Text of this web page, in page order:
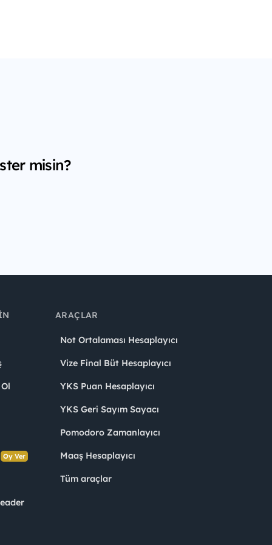
misin?
Oy Ver
ARAÇLAR
Not Ortalaması Hesaplayıcı
Vize Final Büt Hesaplayıcı
YKS Puan Hesaplayıcı
YKS Geri Sayım Sayacı
Pomodoro Zamanlayıcı
Maaş Hesaplayıcı
Tüm araçlar